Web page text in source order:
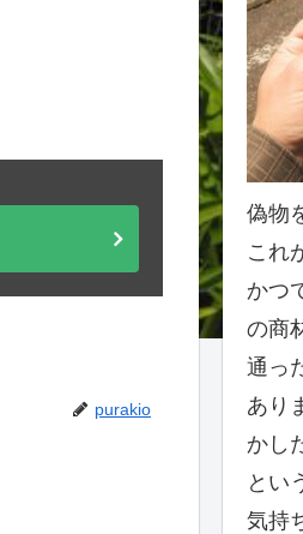
purakio
偽物
これ
かつ
の商
通っ
あり
かし
とい
気持